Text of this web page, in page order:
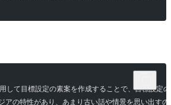
して目標設定の素案を作成することで、目標設定
アの特性があり、あまり古い話や情景を思い出す